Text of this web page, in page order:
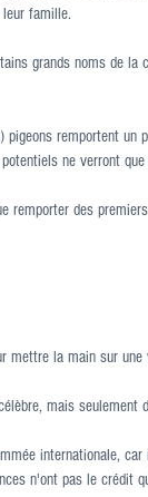
famille.
grands noms de
pigeons remportent
ne verront que
remporter des
mettre la main sur une
mais seulement
internationale,
n'ont pas le crédit